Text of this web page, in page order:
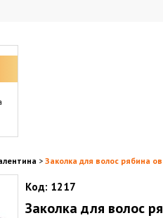
> Заколка для волос рябина
Код: 1217
Заколка для волос